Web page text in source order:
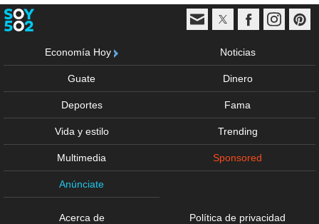
Economía Hoy Noticias
Guate Dinero
Deportes Fama
Vida y estilo Trending
Multimedia Sponsored
Anúnciate
Acerca de Política de privacidad